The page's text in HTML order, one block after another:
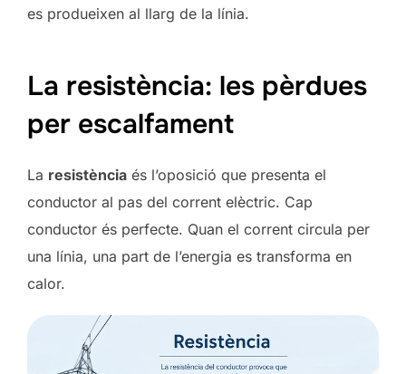
es produeixen al llarg de la línia.
La resistència: les pèrdues
per escalfament
La resistència és l’oposició que presenta el
conductor al pas del corrent elèctric. Cap
conductor és perfecte. Quan el corrent circula per
una línia, una part de l’energia es transforma en
calor.